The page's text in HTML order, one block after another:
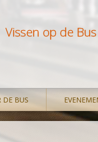
Vissen op de
DE BUS